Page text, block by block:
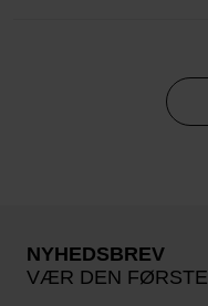
NYHEDSBREV
VÆR DEN FØRSTE